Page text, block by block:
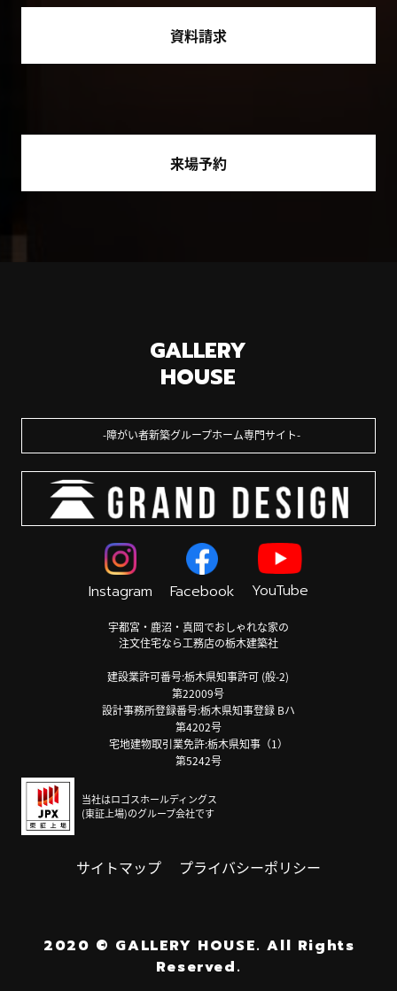
資料請求
来場予約
GALLERY
HOUSE
障がい者新築グループホーム専門サイト
Instagram Facebook YouTube
宇都宮・鹿沼・真岡でおしゃれな家の
注文住宅なら工務店の栃木建築社
建設業許可番号:栃木県知事許可 (般-2)
第22009号
設計事務所登録番号:栃木県知事登録 Bハ
第4202号
宅地建物取引業免許:栃木県知事（1）
第5242号
当社はロゴスホールディングス
(東証上場)のグループ会社です
サイトマップ プライバシーポリシー
2020 © GALLERY HOUSE. All Rights
Reserved.